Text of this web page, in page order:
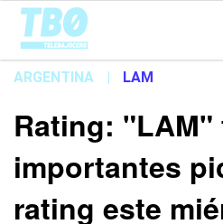
Cargando...
ARGENTINA | LAM
Rating: "LAM"
importantes
rating este